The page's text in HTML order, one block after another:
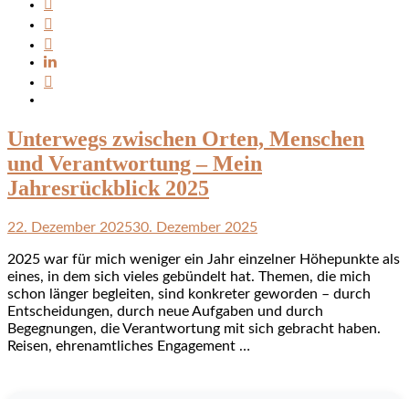
Unterwegs zwischen Orten, Menschen
und Verantwortung – Mein
Jahresrückblick 2025
22. Dezember 202530. Dezember 2025
2025 war für mich weniger ein Jahr einzelner Höhepunkte als
eines, in dem sich vieles gebündelt hat. Themen, die mich
schon länger begleiten, sind konkreter geworden – durch
Entscheidungen, durch neue Aufgaben und durch
Begegnungen, die Verantwortung mit sich gebracht haben.
Reisen, ehrenamtliches Engagement …